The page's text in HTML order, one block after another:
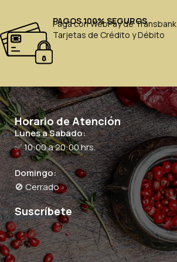
PAGOS 100% SEGUROS
Paga con WebPay de Transbank
Tarjetas de Crédito y Débito
Horario de Atención
Lunes a Sabado:
✅ 10:00 a 20:00 hrs.
Domingo:
🚫 Cerrado
Suscríbete